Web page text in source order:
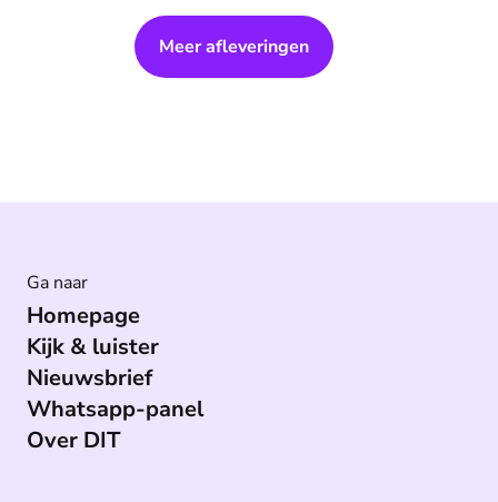
Presentator Jan-Willem Wesselink gaat daarover
in gesprek met:
* Esther Aarts, hersenonderzoekers
* Lieve Wijman, onderzoeker
Meer afleveringen
Ga naar
Homepage
Kijk & luister
Nieuwsbrief
Whatsapp-panel
Over DIT